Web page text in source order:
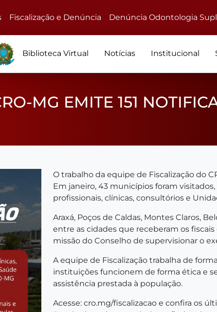
Fiscalização e Denúncia Denúncia Odontologia
Biblioteca Virtual Notícias Institucional
MG EMITE 151
O trabalho da equipe de Fiscalização do
Em janeiro, 43 municípios foram
profissionais, clínicas, consultórios e
Araxá, Poços de Caldas, Montes Claros,
entre as cidades que receberam os
missão do Conselho de supervisionar o
A equipe de Fiscalização trabalha de
instituições funcionem de forma ética e
assistência prestada à população.
Acesse: cro.mg/fiscalizacao e confira os